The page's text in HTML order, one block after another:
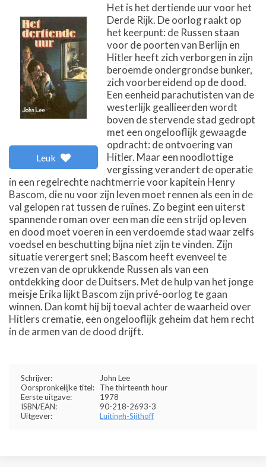
Leuk
Het is het dertiende uur voor het
Derde Rijk. De oorlog raakt op
het keerpunt: de Russen staan
voor de poorten van Berlijn en
Hitler heeft zich verborgen in zijn
beroemde ondergrondse bunker,
zich voorbereidend op de dood.
Een eenheid parachutisten van de
westerlijk geallieerden wordt
boven de stervende stad gedropt
met een ongelooflijk gewaagde
opdracht: de ontvoering van
Hitler. Maar een noodlottige
vergissing verandert de operatie
in een regelrechte nachtmerrie voor kapitein Henry
Bascom, die nu voor zijn leven moet rennen als een in de
val gelopen rat tussen de ruïnes. Zo begint een uiterst
spannende roman over een man die een strijd op leven
en dood moet voeren in een verdoemde stad waar zelfs
voedsel en beschutting bijna niet zijn te vinden. Zijn
situatie verergert snel; Bascom heeft evenveel te
vrezen van de oprukkende Russen als van een
ontdekking door de Duitsers. Met de hulp van het jonge
meisje Erika lijkt Bascom zijn privé-oorlog te gaan
winnen. Dan komt hij bij toeval achter de waarheid over
Hitlers crematie, een ongelooflijk geheim dat hem recht
in de armen van de dood drijft.
Schrijver:
John Lee
Oorspronkelijke titel:
The thirteenth hour
Eerste uitgave:
1978
ISBN/EAN:
90-218-2693-3
Uitgever:
Luitingh-Sijthoff